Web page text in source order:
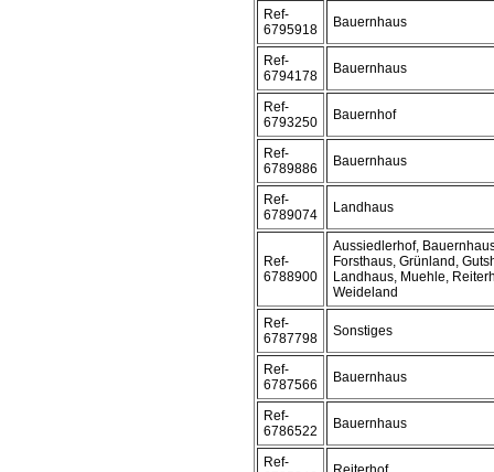
Ref-
6795918
Bauernhaus
Ref-
6794178
Bauernhaus
Ref-
6793250
Bauernhof
Ref-
6789886
Bauernhaus
Ref-
6789074
Landhaus
Ref-
6788900
Aussiedlerhof,
Forsthaus, Grünland,
Landhaus, Muehle,
Weideland
Ref-
6787798
Sonstiges
Ref-
6787566
Bauernhaus
Ref-
6786522
Bauernhaus
Ref-